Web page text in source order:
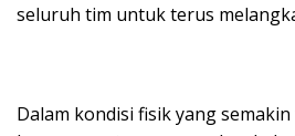
seluruh tim untuk terus
Dalam kondisi fisik yang